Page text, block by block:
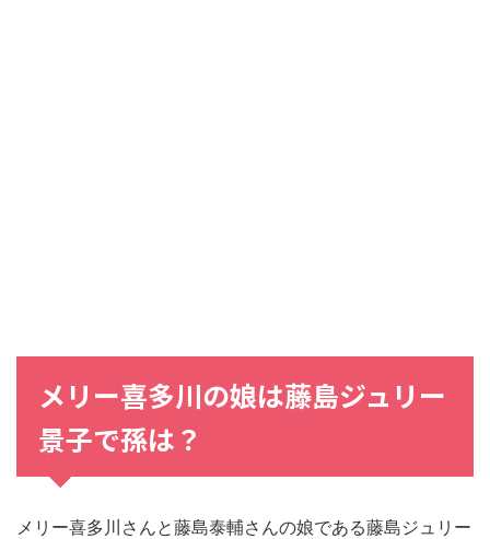
メリー喜多川の娘は藤島ジュリー
景子で孫は？
メリー喜多川さんと藤島泰輔さんの娘である藤島ジュリー